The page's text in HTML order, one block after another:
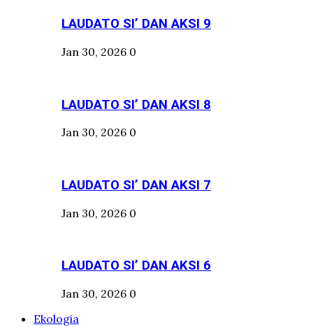
LAUDATO SI’ DAN AKSI 9
Jan 30, 2026 0
LAUDATO SI’ DAN AKSI 8
Jan 30, 2026 0
LAUDATO SI’ DAN AKSI 7
Jan 30, 2026 0
LAUDATO SI’ DAN AKSI 6
Jan 30, 2026 0
Ekologia